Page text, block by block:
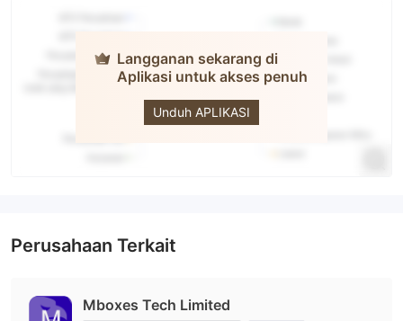
Langganan sekarang di
Aplikasi untuk akses penuh
Unduh APLIKASI
Mboxes
Perusahaan Terkait
Mboxes Tech Limited